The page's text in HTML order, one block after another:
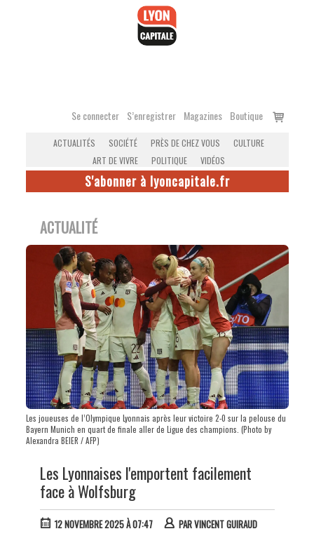
Se connecter S’enregistrer Magazines Boutique
Voir
ACTUALITÉS SOCIÉTÉ PRÈS DE CHEZ VOUS
CULTURE
ART DE VIVRE
POLITIQUE VIDÉOS
S'abonner à lyoncapitale.fr
ACTUALITÉ
Les joueuses de l’Olympique Lyonnais après leur victoire 2-0 sur la pelouse du
Bayern Munich en quart de finale aller de Ligue des champions. (Photo by
Alexandra BEIER / AFP)
Les Lyonnaises l'emportent facilement
face à Wolfsburg
12 NOVEMBRE 2025 À 07:47 PARVINCENT GUIRAUD